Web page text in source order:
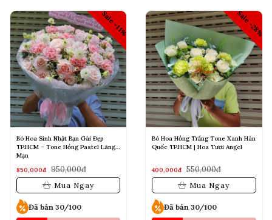
Sale -11%
Bó Hoa Sinh Nhật Bạn Gái Đẹp
TP.HCM – Tone Hồng Pastel Lãng
Mạn
850,000đ
950,000đ
Mua Ngay
Đã bán 30/100
Sale -28%
Bó Hoa Hồng Trắng Tone Xanh Hàn
Quốc TP.HCM | Hoa Tươi Angel
400,000đ 550,000đ
Mua Ngay
Đã bán 30/100